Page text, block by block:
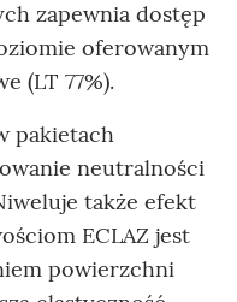
zapewnia dostęp
oferowanym
(LT 77%).
pakietach
neutralności
także efekt
ECLAZ jest
powierzchni